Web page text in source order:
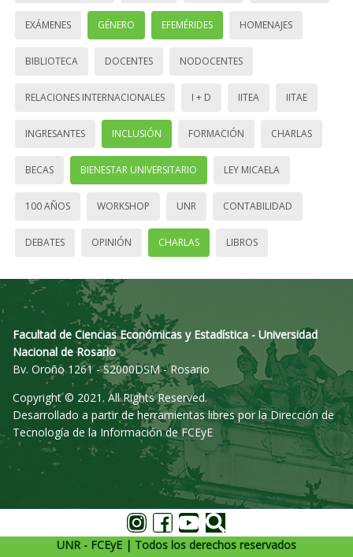
EXÁMENES GÉNERO EFEMÉRIDES HOMENAJES
BIBLIOTECA DOCENTES NODOCENTES
RELACIONES INTERNACIONALES I + D IITEA IITAE
INGRESANTES INCLUSIÓN FORMACIÓN CHARLAS
BECAS BIENESTAR UNIVERSITARIO LEY MICAELA
100 AÑOS WORKSHOP UNR CONTABILIDAD
DEBATES OPINIÓN CHARLAS LIBROS
Facultad de Ciencias Económicas y Estadística - Universidad
Nacional de Rosario
Bv. Oroño 1261 - S2000DSM - Rosario
Copyright © 2021. All Rights Reserved.
Desarrollado a partir de herramientas libres por la Dirección de
Tecnología de la Información de FCEyE
UNR - FCEyE | Todos los derechos reservados